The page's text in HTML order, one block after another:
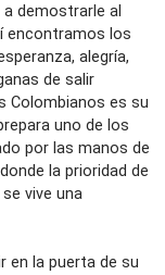
demostrarle al
encontramos los
alegría,
de salir
Colombianos es su
uno de los
por las manos de
la prioridad de
vive una
en la puerta de su